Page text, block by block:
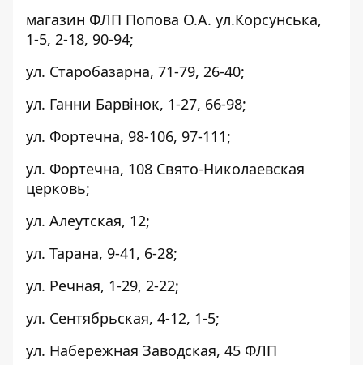
магазин ФЛП Попова О.А. ул.Корсунська,
1-5, 2-18, 90-94;
ул. Старобазарна, 71-79, 26-40;
ул. Ганни Барвінок, 1-27, 66-98;
ул. Фортечна, 98-106, 97-111;
ул. Фортечна, 108 Свято-Николаевская
церковь;
ул. Алеутская, 12;
ул. Тарана, 9-41, 6-28;
ул. Речная, 1-29, 2-22;
ул. Сентябрьская, 4-12, 1-5;
ул. Набережная Заводская, 45 ФЛП